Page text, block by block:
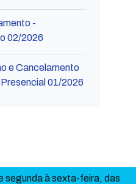
-
02/2026
e Cancelamento
01/2026
segunda à sexta-feira, das